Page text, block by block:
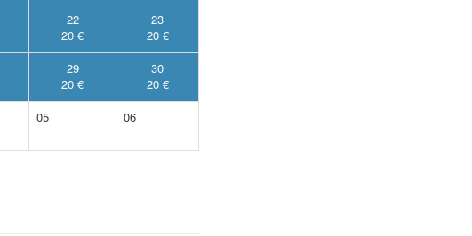
22
20 €
23
20 €
29
20 €
30
20 €
05 06